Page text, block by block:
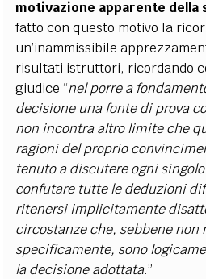
motivazione apparente della
fatto con questo motivo la
un’inammissibile
risultati istruttori, ricordando
giudice “nel porre a
decisione una fonte di prova
non incontra altro limite che
ragioni del proprio
tenuto a discutere ogni
confutare tutte le deduzioni
ritenersi implicitamente
circostanze che, sebbene non
specificamente, sono
la decisione adottata.”